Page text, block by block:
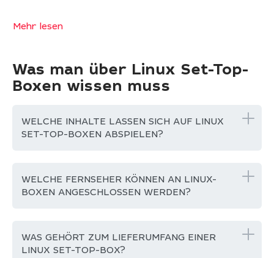
Mehr lesen
Was man über Linux Set-Top-
Boxen wissen muss
WELCHE INHALTE LASSEN SICH AUF LINUX
SET-TOP-BOXEN ABSPIELEN?
WELCHE FERNSEHER KÖNNEN AN LINUX-
BOXEN ANGESCHLOSSEN WERDEN?
WAS GEHÖRT ZUM LIEFERUMFANG EINER
LINUX SET-TOP-BOX?